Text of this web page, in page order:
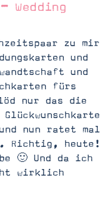
Wedding
zu mir
und
und
fürs
nur das die
nun ratet mal
Richtig, heute!
🙂 Und da ich
wirklich